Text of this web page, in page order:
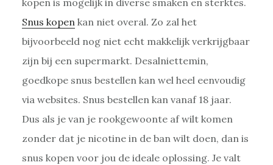
kopen is mogelijk in diverse smaken en sterktes.
Snus kopenkan niet overal. Zo zal het
bijvoorbeeld nog niet echt makkelijk verkrijgbaar
zijn bij een supermarkt. Desalniettemin,
goedkope snus bestellen kan wel heel eenvoudig
via websites. Snus bestellen kan vanaf 18 jaar.
Dus als je van je rookgewoonte af wilt komen
zonder dat je nicotine in de ban wilt doen, dan is
snus kopen voor jou de ideale oplossing. Je valt